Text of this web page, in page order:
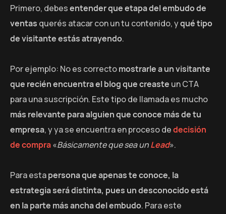
Primero, debesentender que etapa del embudo de
ventas querés atacar con un tu contenido, yqué tipo
de visitante estás atrayendo.
Por ejemplo: No es correctomostrarle a un visitante
que recién encuentra el blog que creaste un CTA
para una suscripción. Este tipo de llamada es mucho
más relevante para alguien que conoce más de tu
empresa, y ya se encuentra en proceso dedecisión
de compra«Básicamente que sea unLead».
Para estapersona que apenas te conoce, la
estrategia será distinta, pues un desconocido está
en la parte más ancha del embudo. Para este